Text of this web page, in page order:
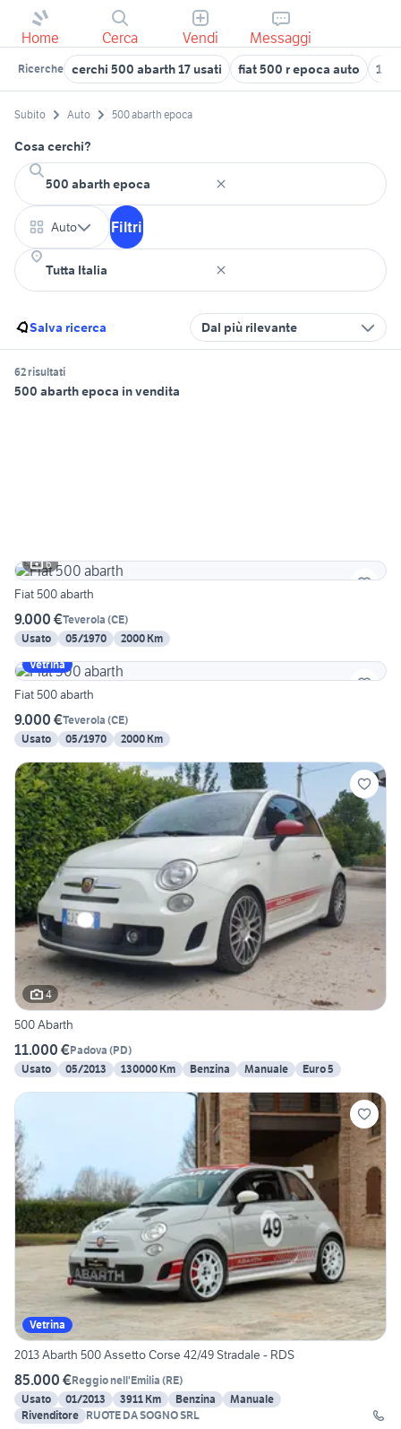
Home Cerca Vendi Messaggi
Ricerche cerchi 500 abarth 17 usati fiat 500 r epoca auto 124
Subito Auto 500 abarth epoca
Cosa cerchi?
Auto Filtri
Salva ricerca Dal più rilevante
62 risultati
500 abarth epoca in vendita
6
Fiat 500 abarth
9.000 €Teverola (CE)
Usato
05/1970
2000 Km
Vetrina
Fiat 500 abarth
9.000 €Teverola (CE)
Usato
05/1970 2000 Km
4
500 Abarth
11.000 €Padova (PD)
Usato
05/2013 130000 Km Benzina Manuale Euro 5
Vetrina
2013 Abarth 500 Assetto Corse 42/49 Stradale - RDS
85.000 €Reggio nell'Emilia (RE)
Usato
01/2013 3911 Km Benzina
Manuale
Rivenditore RUOTE DA SOGNO SRL